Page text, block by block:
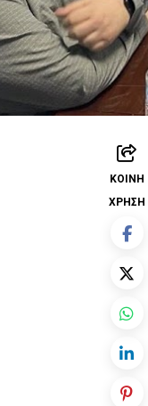
ΚΟΙΝΉ
ΧΡΉΣΗ